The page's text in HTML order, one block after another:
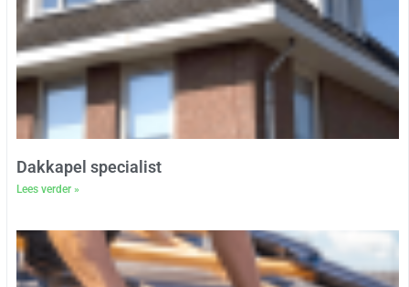
Dakkapel specialist
Lees verder »